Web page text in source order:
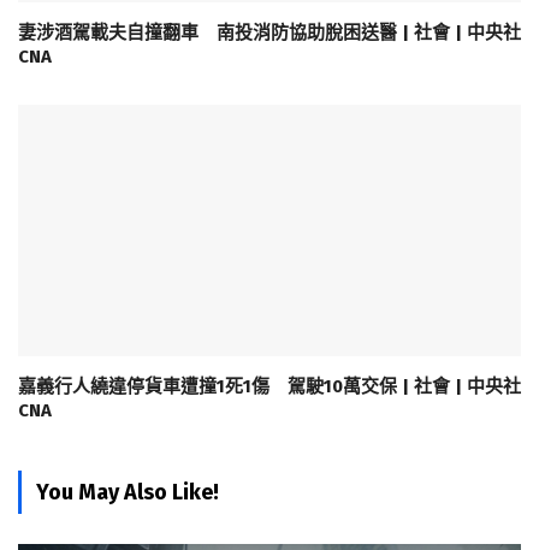
妻涉酒駕載夫自撞翻車 南投消防協助脫困送醫 | 社會 | 中央社
CNA
嘉義行人繞違停貨車遭撞1死1傷 駕駛10萬交保 | 社會 | 中央社
CNA
You May Also Like!